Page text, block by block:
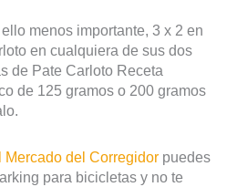
menos importante, 3 x 2 en
en cualquiera de sus dos
de Pate Carloto Receta
de 125 gramos o 200 gramos
Mercado del Corregidor puedes
para bicicletas y no te